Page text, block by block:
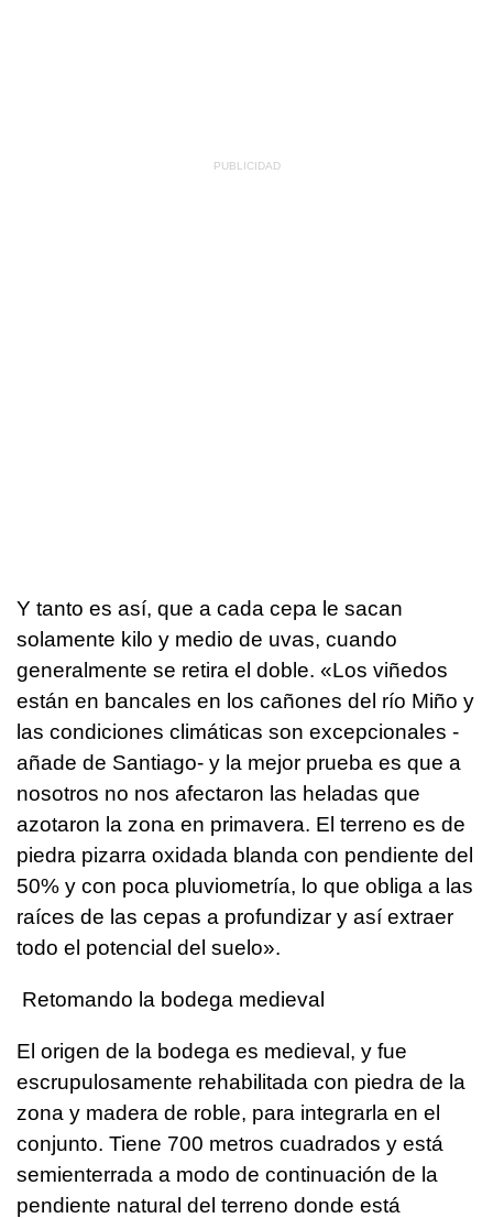
Y tanto es así, que a cada cepa le sacan
solamente kilo y medio de uvas, cuando
generalmente se retira el doble. «Los viñedos
están en bancales en los cañones del río Miño y
las condiciones climáticas son excepcionales -
añade de Santiago- y la mejor prueba es que a
nosotros no nos afectaron las heladas que
azotaron la zona en primavera. El terreno es de
piedra pizarra oxidada blanda con pendiente del
50% y con poca pluviometría, lo que obliga a las
raíces de las cepas a profundizar y así extraer
todo el potencial del suelo».
Retomando la bodega medieval
El origen de la bodega es medieval, y fue
escrupulosamente rehabilitada con piedra de la
zona y madera de roble, para integrarla en el
conjunto. Tiene 700 metros cuadrados y está
semienterrada a modo de continuación de la
pendiente natural del terreno donde está